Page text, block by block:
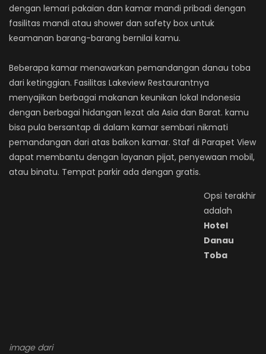
dengan lemari pakaian dan kamar mandi pribadi dengan
fasilitas mandi atau shower dan safety box untuk
keamanan barang-barang bernilai kamu.
Beberapa kamar menawarkan pemandangan danau toba
dari ketinggian. Fasilitas Lakeview Restaurantnya
menyajikan berbagai makanan keunikan lokal Indonesia
dengan berbagai hidangan lezat ala Asia dan Barat. kamu
bisa pula bersantap di dalam kamar sembari nikmati
pemandangan dari atas balkon kamar. Staf di Parapet View
dapat membantu dengan layanan pijat, penyewaan mobil,
atau binatu. Tempat parkir ada dengan gratis.
image dari
Opsi terakhir
adalah
Hotel
Danau
Toba